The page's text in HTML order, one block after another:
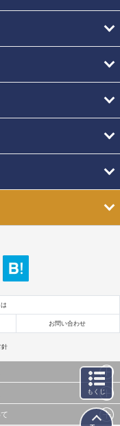
お問い合わせ
針
像データ等）及びこれらの配置・
利用を行うことは固く禁じており
出された見解・感想です。
もくじ